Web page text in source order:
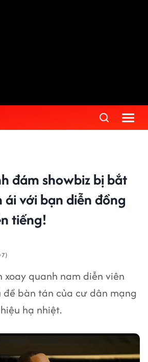
đám showbiz bị bắt
với bạn diễn đồng
tiếng!
quanh nam diễn viên
đề bàn tán của cư dân mạng
hạ nhiệt.